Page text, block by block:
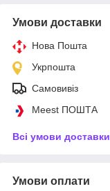
Умови доставки
Нова Пошта
Укрпошта
Самовивіз
Meest ПОШТА
Всі умови доставки
Умови оплати